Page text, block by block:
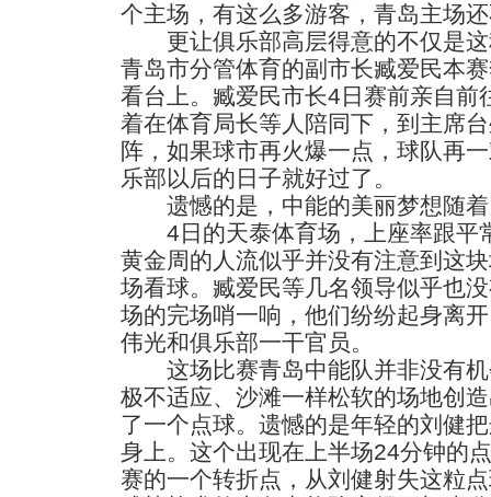
个主场，有这么多游客，青岛主场
更让俱乐部高层得意的不仅是这
青岛市分管体育的副市长臧爱民本
看台上。臧爱民市长4日赛前亲自前
着在体育局长等人陪同下，到主席
阵，如果球市再火爆一点，球队再
乐部以后的日子就好过了。
遗憾的是，中能的美丽梦想随着
4日的天泰体育场，上座率跟平
黄金周的人流似乎并没有注意到这
场看球。臧爱民等几名领导似乎也
场的完场哨一响，他们纷纷起身离
伟光和俱乐部一干官员。
这场比赛青岛中能队并非没有机
极不适应、沙滩一样松软的场地创
了一个点球。遗憾的是年轻的刘健
身上。这个出现在上半场24分钟的
赛的一个转折点，从刘健射失这粒